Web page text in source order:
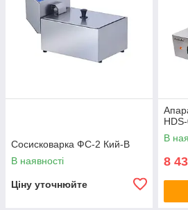
Сосисковарка ФС-2 Кий-В
В наявності
Ціну уточнюйте
В
8